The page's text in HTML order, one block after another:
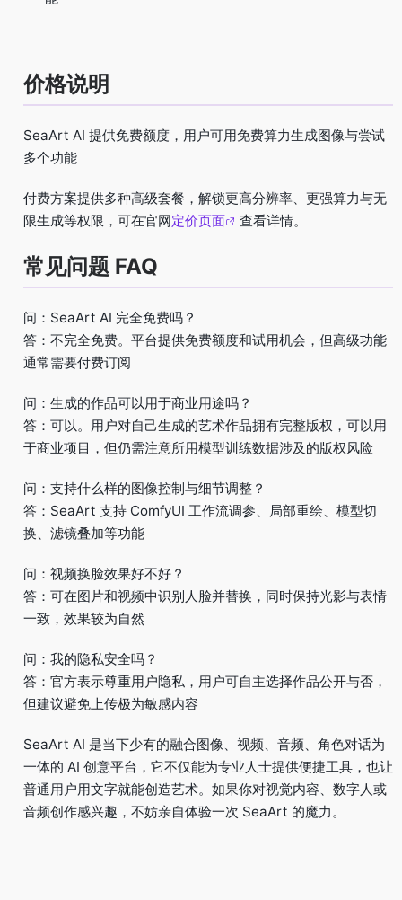
价格说明
SeaArt AI 提供免费额度，用户可用免费算力生成图像与尝试
多个功能
付费方案提供多种高级套餐，解锁更高分辨率、更强算力与无
限生成等权限，可在官网定价页面 查看详情。
常见问题 FAQ
问：SeaArt AI 完全免费吗？
答：不完全免费。平台提供免费额度和试用机会，但高级功能
通常需要付费订阅
问：生成的作品可以用于商业用途吗？
答：可以。用户对自己生成的艺术作品拥有完整版权，可以用
于商业项目，但仍需注意所用模型训练数据涉及的版权风险
问：支持什么样的图像控制与细节调整？
答：SeaArt 支持 ComfyUI 工作流调参、局部重绘、模型切
换、滤镜叠加等功能
问：视频换脸效果好不好？
答：可在图片和视频中识别人脸并替换，同时保持光影与表情
一致，效果较为自然
问：我的隐私安全吗？
答：官方表示尊重用户隐私，用户可自主选择作品公开与否，
但建议避免上传极为敏感内容
SeaArt AI 是当下少有的融合图像、视频、音频、角色对话为
一体的 AI 创意平台，它不仅能为专业人士提供便捷工具，也让
普通用户用文字就能创造艺术。如果你对视觉内容、数字人或
音频创作感兴趣，不妨亲自体验一次 SeaArt 的魔力。